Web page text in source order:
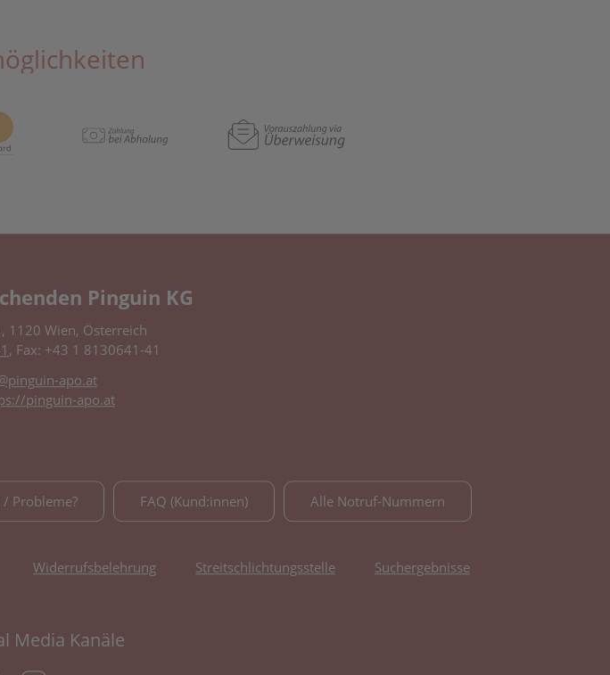
Pinguin KG
1120 Wien, Österreich
, Fax: +43 1 8130641-41
apo.at
pinguin-apo.at
/ Probleme? FAQ (Kund:innen) Alle Notruf-Nummern
Widerrufsbelehrung Streitschlichtungsstelle Suchergebnisse
Media Kanäle